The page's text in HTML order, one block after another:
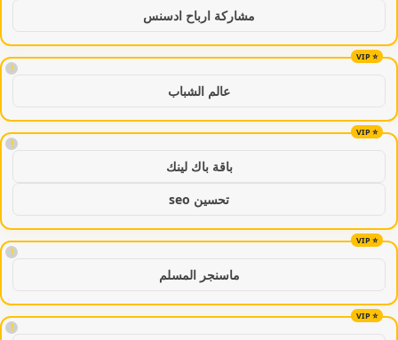
مشاركة ارباح ادسنس
!
عالم الشباب
!
باقة باك لينك
تحسين seo
!
ماسنجر المسلم
!